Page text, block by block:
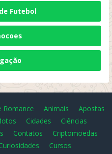
Futebol
Romance Animais
Apostas
Cidades
Ciências
Contatos
Criptomoedas
Cursos